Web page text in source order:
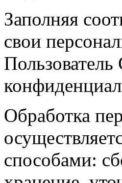
Заполняя
свои
Обработка
способами: